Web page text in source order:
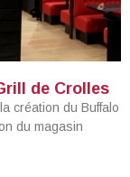
de Crolles
création du Buffalo
du magasin